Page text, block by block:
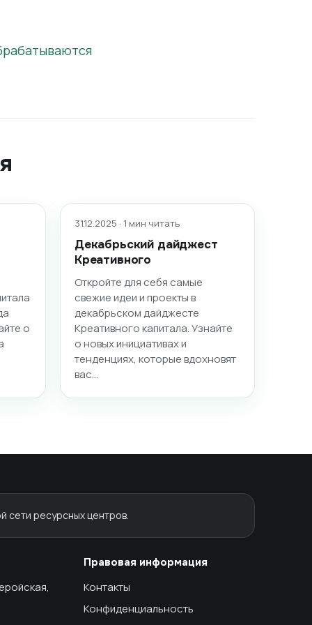
о
31.12.2025 · 1 мин читать
Декабрьский дайджест
Креативного
Откройте для себя самые
свежие идеи и проекты в
декабрьском дайджесте
Креативного капитала. Узнайте
о новых инициативах и
тенденциях, которые вдохновят
вас…
сети ресурсных центров.
Правовая информация
Контакты
Конфиденциальность